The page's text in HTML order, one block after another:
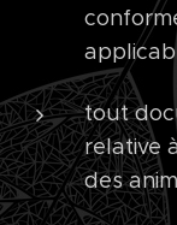
tout
relative
des